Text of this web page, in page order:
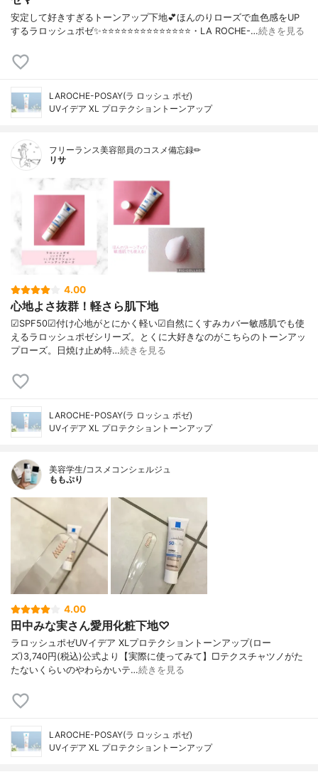
安定して好きすぎるトーンアップ下地💕ほんのりローズで血色感をUP
するラロッシュポゼ✨⭐️⭐️⭐️⭐️⭐️⭐️⭐️⭐️⭐️⭐️⭐️⭐️⭐️⭐️・LA ROCHE-…続きを見る
LAROCHE-POSAY(ラ ロッシュ ポゼ)
UVイデア XL プロテクショントーンアップ
フリーランス美容部員のコスメ備忘録✏︎
リサ
4.00
心地よさ抜群！軽さら肌下地
☑︎SPF50☑︎付け心地がとにかく軽い☑︎自然にくすみカバー敏感肌でも使
えるラロッシュポゼシリーズ。とくに大好きなのがこちらのトーンアッ
プローズ。日焼け止め特…続きを見る
LAROCHE-POSAY(ラ ロッシュ ポゼ)
UVイデア XL プロテクショントーンアップ
美容学生/コスメコンシェルジュ
ももぷり
4.00
田中みな実さん愛用化粧下地♡
ラロッシュポゼUVイデア XLプロテクショントーンアップ(ロー
ズ)3,740円(税込)公式より【実際に使ってみて】□テクスチャツノがた
たないくらいのやわらかいテ…続きを見る
LAROCHE-POSAY(ラ ロッシュ ポゼ)
UVイデア XL プロテクショントーンアップ